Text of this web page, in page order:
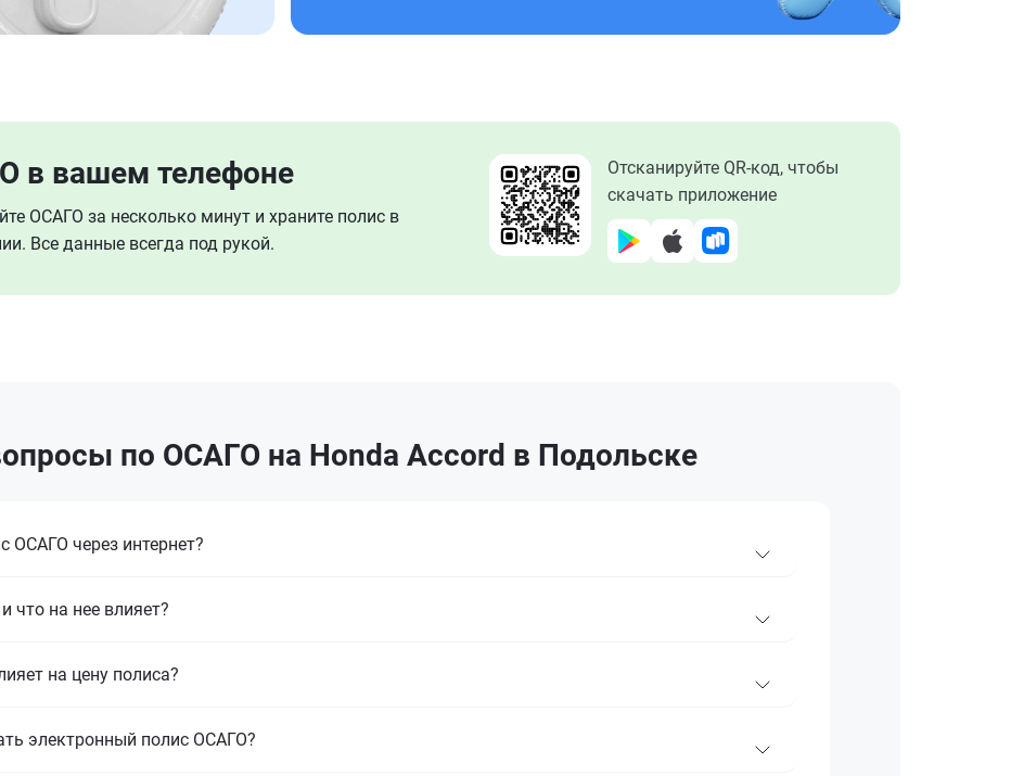
в вашем телефоне
ОСАГО за несколько минут и храните полис в
Все данные всегда под рукой.
Отсканируйте QR-код, чтобы
скачать приложение
по ОСАГО на Honda Accord в Подольске
через интернет?
что на нее влияет?
на цену полиса?
электронный полис ОСАГО?